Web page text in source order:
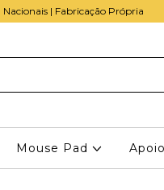
Nacionais | Fabricação Própria
Mouse Pad